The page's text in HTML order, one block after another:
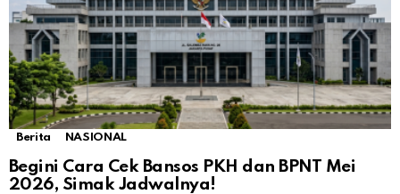
Berita NASIONAL
Begini Cara Cek Bansos PKH dan BPNT Mei
2026, Simak Jadwalnya!